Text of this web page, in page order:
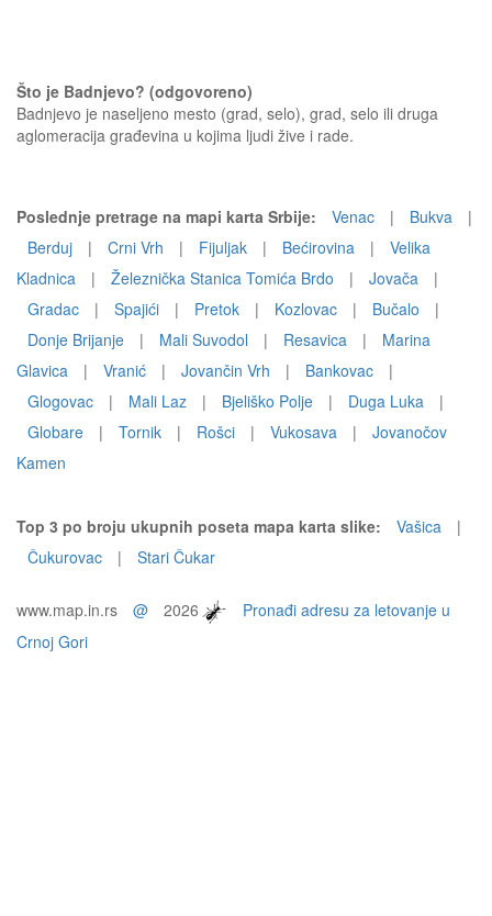
Što je Badnjevo? (odgovoreno)
Badnjevo je naseljeno mesto (grad, selo), grad, selo ili druga
aglomeracija građevina u kojima ljudi žive i rade.
Poslednje pretrage na mapi karta Srbije: Venac | Bukva
|
Berduj
| Crni Vrh | Fijuljak | Bećirovina |
Velika
Kladnica
| Železnička Stanica Tomića Brdo | Jovača
|
Gradac
| Spajići | Pretok | Kozlovac | Bučalo
|
Donje Brijanje
| Mali Suvodol | Resavica |
Marina
Glavica
| Vranić | Jovančin Vrh | Bankovac
|
Glogovac
| Mali Laz | Bjeliško Polje | Duga Luka
|
Globare
| Tornik | Rošci | Vukosava |
Jovanočov
Kamen
Top 3 po broju ukupnih poseta mapa karta slike: Vašica
|
Čukurovac
| Stari Čukar
www.map.in.rs @ 2026
Pronađi adresu za letovanje u
Crnoj Gori